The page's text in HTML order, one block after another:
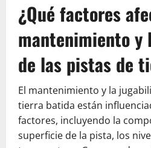
¿Qué factores
mantenimiento y
de las pistas de
El mantenimiento y la
tierra batida están
factores, incluyendo la
superficie de la pista, los